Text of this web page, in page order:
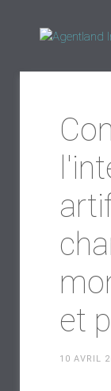
et
10 AVRIL